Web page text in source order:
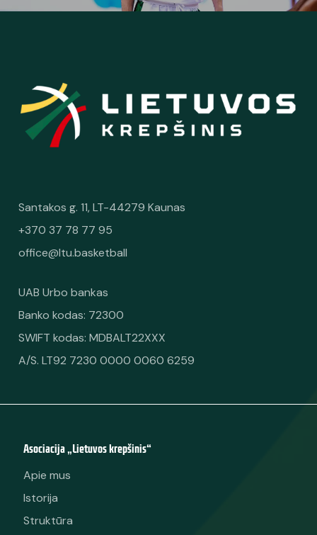
Santakos g. 11, LT-44279 Kaunas
+370 37 78 77 95
office@ltu.basketball
UAB Urbo bankas
Banko kodas: 72300
SWIFT kodas: MDBALT22XXX
A/S. LT92 7230 0000 0060 6259
Asociacija „Lietuvos krepšinis“
Apie mus
Istorija
Struktūra